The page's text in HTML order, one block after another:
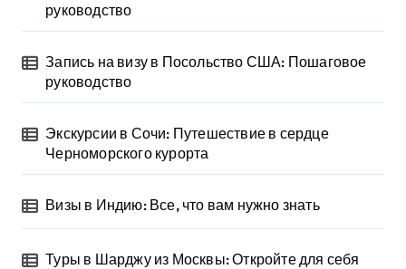
руководство
Запись на визу в Посольство США: Пошаговое
руководство
Экскурсии в Сочи: Путешествие в сердце
Черноморского курорта
Визы в Индию: Все, что вам нужно знать
Туры в Шарджу из Москвы: Откройте для себя